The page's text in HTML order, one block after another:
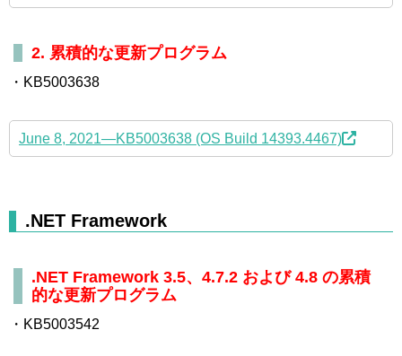
2. 累積的な更新プログラム
・KB5003638
June 8, 2021—KB5003638 (OS Build 14393.4467)
.NET Framework
.NET Framework 3.5、4.7.2 および 4.8 の累積
的な更新プログラム
・KB5003542